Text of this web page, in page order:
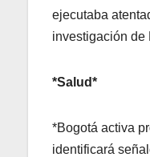
ejecutaba
investigación de
*Salud*
*Bogotá activa
identificará